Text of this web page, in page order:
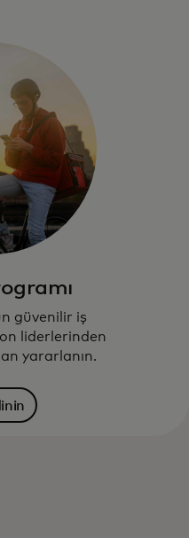
güvenilir iş
liderlerinden
yararlanın.